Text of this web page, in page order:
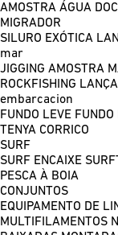
AMOSTRA ÁGUA
MIGRADOR
SILURO EXÓTICA
mar
JIGGING AMOSTRA
ROCKFISHING
embarcacion
FUNDO LEVE FUNDO
TENYA CORRICO
SURF
SURF ENCAIXE
PESCA À BOIA
CONJUNTOS
EQUIPAMENTO DE
MULTIFILAMENTOS